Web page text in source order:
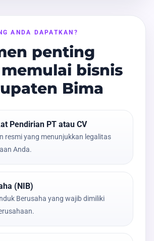
ANDA DAPATKAN?
penting
bisnis
Bima
Pendirian PT atau CV
resmi yang menunjukkan legalitas
Anda.
(NIB)
Berusaha yang wajib dimiliki